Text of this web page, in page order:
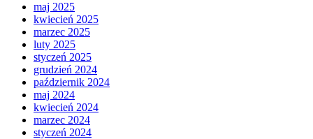
maj 2025
kwiecień 2025
marzec 2025
luty 2025
styczeń 2025
grudzień 2024
październik 2024
maj 2024
kwiecień 2024
marzec 2024
styczeń 2024